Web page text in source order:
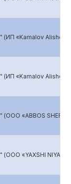
«Kamalov Alisher
«Kamalov Alisher
«ABBOS SHER
«YAXSHI NIYAT